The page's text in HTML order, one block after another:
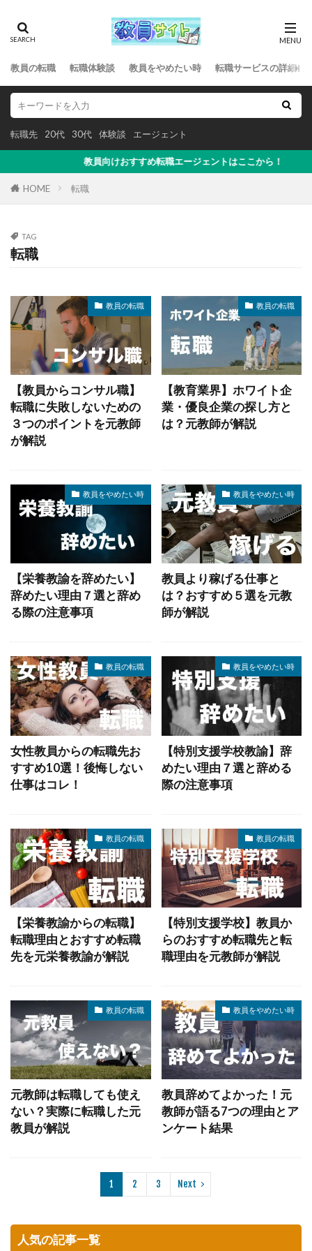
教員の転職 転職体験談 教員をやめたい時 転職サービスの詳細
転職先 20代 30代 体験談 エージェント
教員向けおすすめ転職エージェントはここから！
HOME 転職
TAG
転職
教員の転職
【教員からコンサル職】
転職に失敗しないための
３つのポイントを元教師
が解説
教員の転職
【教育業界】ホワイト企
業・優良企業の探し方と
は？元教師が解説
教員をやめたい時
【栄養教諭を辞めたい】
辞めたい理由７選と辞め
る際の注意事項
教員をやめたい時
教員より稼げる仕事と
は？おすすめ５選を元教
師が解説
教員の転職
女性教員からの転職先お
すすめ10選！後悔しない
仕事はコレ！
教員をやめたい時
【特別支援学校教諭】辞
めたい理由７選と辞める
際の注意事項
教員の転職
【栄養教諭からの転職】
転職理由とおすすめ転職
先を元栄養教諭が解説
教員の転職
【特別支援学校】教員か
らのおすすめ転職先と転
職理由を元教師が解説
教員の転職
元教師は転職しても使え
ない？実際に転職した元
教員が解説
教員をやめたい時
教員辞めてよかった！元
教師が語る7つの理由とア
ンケート結果
1 2 3 Next
人気の記事一覧